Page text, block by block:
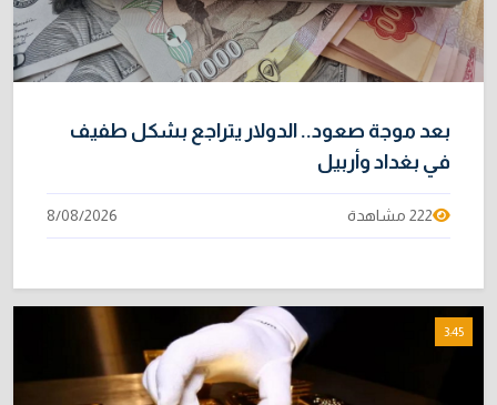
بعد موجة صعود.. الدولار يتراجع بشكل طفيف
في بغداد وأربيل
222 مشاهدة 8/08/2026
3:45